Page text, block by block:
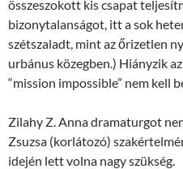
összeszokott kis csapat
bizonytalanságot, itt a sok
szétszaladt, mint az őrizetlen
urbánus közegben.) Hiányzik
“mission impossible” nem kell
Zilahy Z. Anna dramaturgot
Zsuzsa (korlátozó)
idején lett volna nagy szükség.